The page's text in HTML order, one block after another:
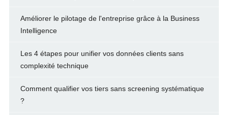
Améliorer le pilotage de l'entreprise grâce à la Business
Intelligence
Les 4 étapes pour unifier vos données clients sans
complexité technique
Comment qualifier vos tiers sans screening systématique
?